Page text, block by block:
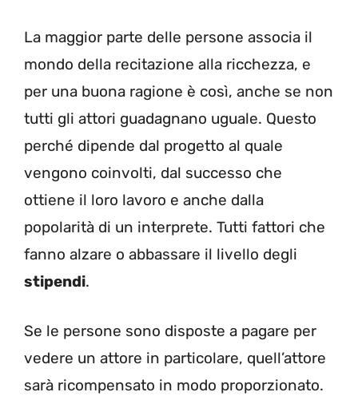
La maggior parte delle persone associa il
mondo della recitazione alla ricchezza, e
per una buona ragione è così, anche se non
tutti gli attori guadagnano uguale. Questo
perché dipende dal progetto al quale
vengono coinvolti, dal successo che
ottiene il loro lavoro e anche dalla
popolarità di un interprete. Tutti fattori che
fanno alzare o abbassare il livello degli
stipendi.
Se le persone sono disposte a pagare per
vedere un attore in particolare, quell’attore
sarà ricompensato in modo proporzionato.